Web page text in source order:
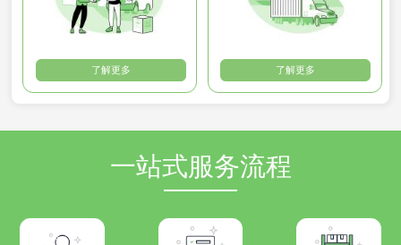
了解更多 了解更多
一站式服务流程